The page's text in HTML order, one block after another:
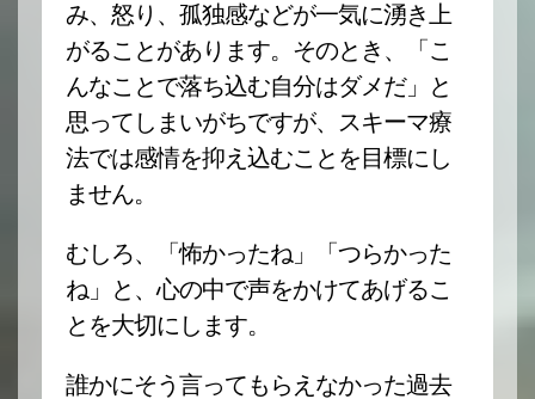
み、怒り、孤独感などが一気に湧き上
がることがあります。そのとき、「こ
んなことで落ち込む自分はダメだ」と
思ってしまいがちですが、スキーマ療
法では感情を抑え込むことを目標にし
ません。
むしろ、「怖かったね」「つらかった
ね」と、心の中で声をかけてあげるこ
とを大切にします。
誰かにそう言ってもらえなかった過去